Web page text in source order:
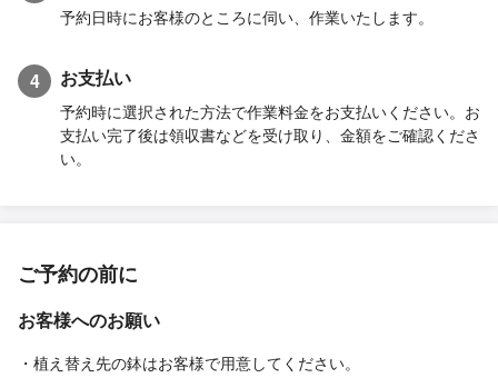
予約日時にお客様のところに伺い、作業いたします。
4 お支払い
予約時に選択された方法で作業料金をお支払いください。お
支払い完了後は領収書などを受け取り、金額をご確認くださ
い。
ご予約の前に
お客様へのお願い
・植え替え先の鉢はお客様で用意してください。